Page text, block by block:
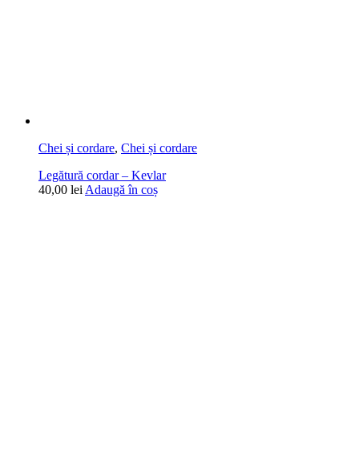
Chei și cordare, Chei și cordare
Legătură cordar – Kevlar
40,00 lei Adaugă în coș